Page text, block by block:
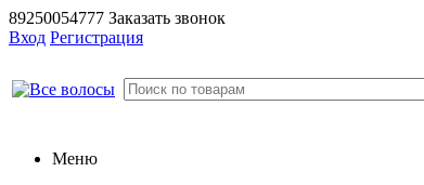
89250054777 Заказать звонок
Вход Регистрация
Меню